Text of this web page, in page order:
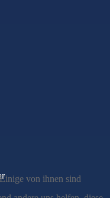
von ihnen sind